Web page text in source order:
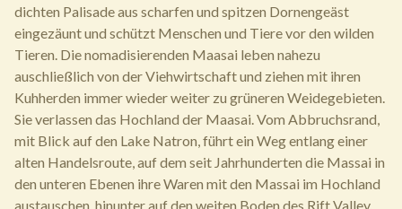
dichten Palisade aus scharfen und spitzen Dornengeäst
eingezäunt und schützt Menschen und Tiere vor den wilden
Tieren. Die nomadisierenden Maasai leben nahezu
auschließlich von der Viehwirtschaft und ziehen mit ihren
Kuhherden immer wieder weiter zu grüneren Weidegebieten.
Sie verlassen das Hochland der Maasai. Vom Abbruchsrand,
mit Blick auf den Lake Natron, führt ein Weg entlang einer
alten Handelsroute, auf dem seit Jahrhunderten die Massai in
den unteren Ebenen ihre Waren mit den Massai im Hochland
austauschen, hinunter auf den weiten Boden des Rift Valley.